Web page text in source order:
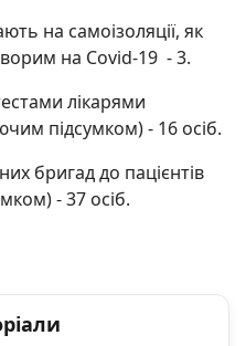
на самоізоляції, як
на Covid-19 - 3.
лікарями
підсумком) - 16 осіб.
бригад до пацієнтів
- 37 осіб.